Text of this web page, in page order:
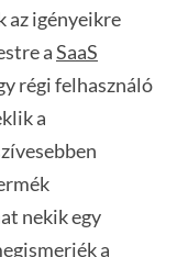
az igényeikre
aSaaS
régi felhasználó
a
nekik egy
a